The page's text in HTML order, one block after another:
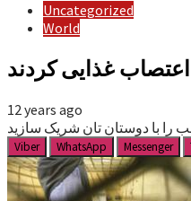
Uncategorized
World
غذایی کردند
12 years ago
را با دوستان تان شریک سازید
Viber WhatsApp Messenger